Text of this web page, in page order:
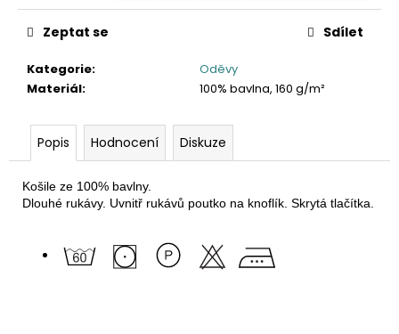
Kategorie:
Oděvy
Materiál: 100% bavlna, 160 g/m²
Zeptat se Sdílet
Popis Hodnocení Diskuze
Košile ze 100% bavlny.
Dlouhé rukávy. Uvnitř rukávů poutko na knoflík. Skrytá tlačítka.
1
561,16
Kč